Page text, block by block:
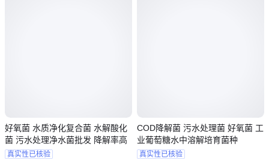
好氧菌 水质净化复合菌 水解酸化
菌 污水处理净水菌批发 降解率高
真实性已核验
COD降解菌 污水处理菌 好氧菌 工
业葡萄糖水中溶解培育菌种
真实性已核验